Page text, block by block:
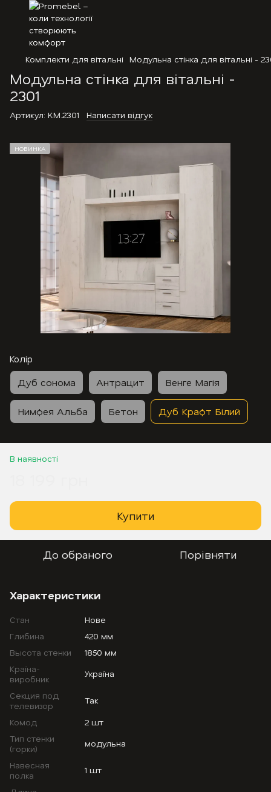
Комплекти для вітальні Модульна стінка для вітальні -
Модульна стінка для вітальні -
2301
Артикул: KM.2301 Написати відгук
НОВИНКА
Колір
Дуб сонома Антрацит Венге Магія
Нимфея Альба Бетон Дуб Крафт Білий
В наявності
Купити
До обраного Порівняти
Характеристики
Стан
Нове
Глибина
420 мм
Высота стенки
1850 мм
Країна-
виробник
Україна
Секция под
телевизор
Так
Комод
2 шт
Тип стенки
(горки)
модульна
Навесная
полка
1 шт